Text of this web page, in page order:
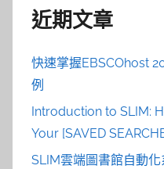
近期文章
快速掌握EBSCOhost
例
Introduction to SLIM:
Your [SAVED
SLIM雲端圖書館自動